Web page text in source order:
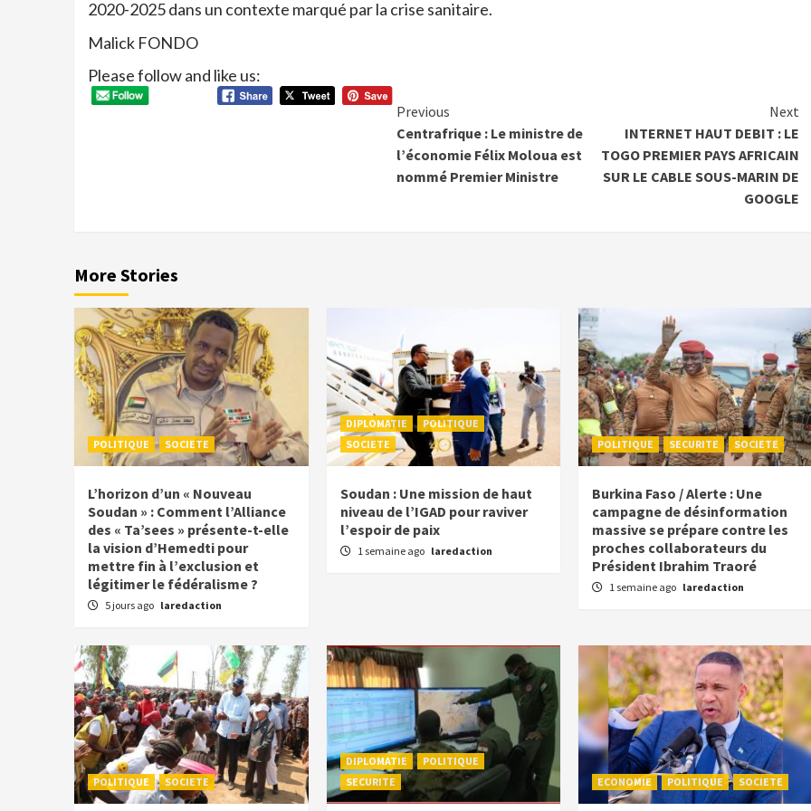
2020-2025 dans un contexte marqué par la crise sanitaire.
Malick FONDO
Please follow and like us:
Continue
Reading
Previous
Centrafrique : Le ministre de
l’économie Félix Moloua est
nommé Premier Ministre
Next
INTERNET HAUT DEBIT : LE
TOGO PREMIER PAYS AFRICAIN
SUR LE CABLE SOUS-MARIN DE
GOOGLE
More Stories
POLITIQUE SOCIETE
L’horizon d’un « Nouveau
Soudan » : Comment l’Alliance
des « Ta’sees » présente-t-elle
la vision d’Hemedti pour
mettre fin à l’exclusion et
légitimer le fédéralisme ?
5 jours ago laredaction
DIPLOMATIE
POLITIQUE
SOCIETE
Soudan : Une mission de haut
niveau de l’IGAD pour raviver
l’espoir de paix
1 semaine ago laredaction
POLITIQUE SECURITE SOCIETE
Burkina Faso / Alerte : Une
campagne de désinformation
massive se prépare contre les
proches collaborateurs du
Président Ibrahim Traoré
1 semaine ago laredaction
POLITIQUE SOCIETE
DIPLOMATIE
POLITIQUE
SECURITE
ECONOMIE POLITIQUE SOCIETE